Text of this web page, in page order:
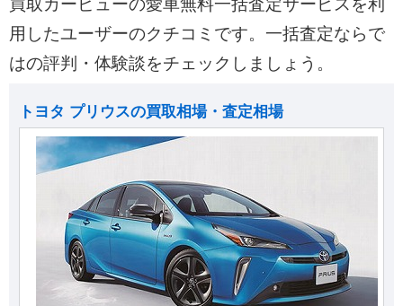
買取カービューの愛車無料一括査定サービスを利
用したユーザーのクチコミです。一括査定ならで
はの評判・体験談をチェックしましょう。
トヨタ プリウスの買取相場・査定相場